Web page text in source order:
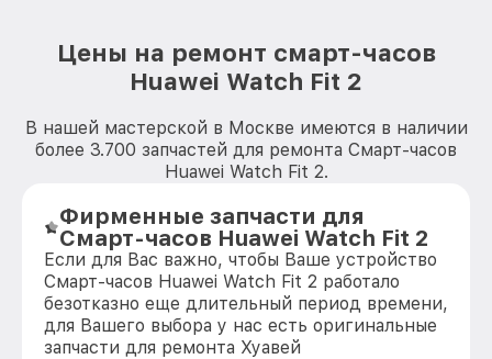
Цены на ремонт смарт-часов
Huawei Watch Fit 2
В нашей мастерской в Москве имеются в наличии
более 3.700 запчастей для ремонта Смарт-часов
Huawei Watch Fit 2.
Фирменные запчасти для
Смарт-часов Huawei Watch Fit 2
Если для Вас важно, чтобы Ваше устройство
Смарт-часов Huawei Watch Fit 2 работало
безотказно еще длительный период времени,
для Вашего выбора у нас есть оригинальные
запчасти для ремонта Хуавей